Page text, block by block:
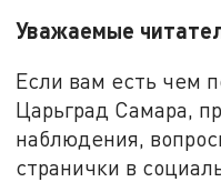
Уважаемые
Если вам есть чем
Царьград Самара,
наблюдения,
странички в